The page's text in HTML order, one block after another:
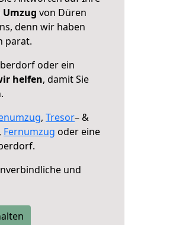
von Düren
denn wir haben
parat.
oder ein
helfen, damit Sie
, Tresor– &
Fernumzug oder eine
und